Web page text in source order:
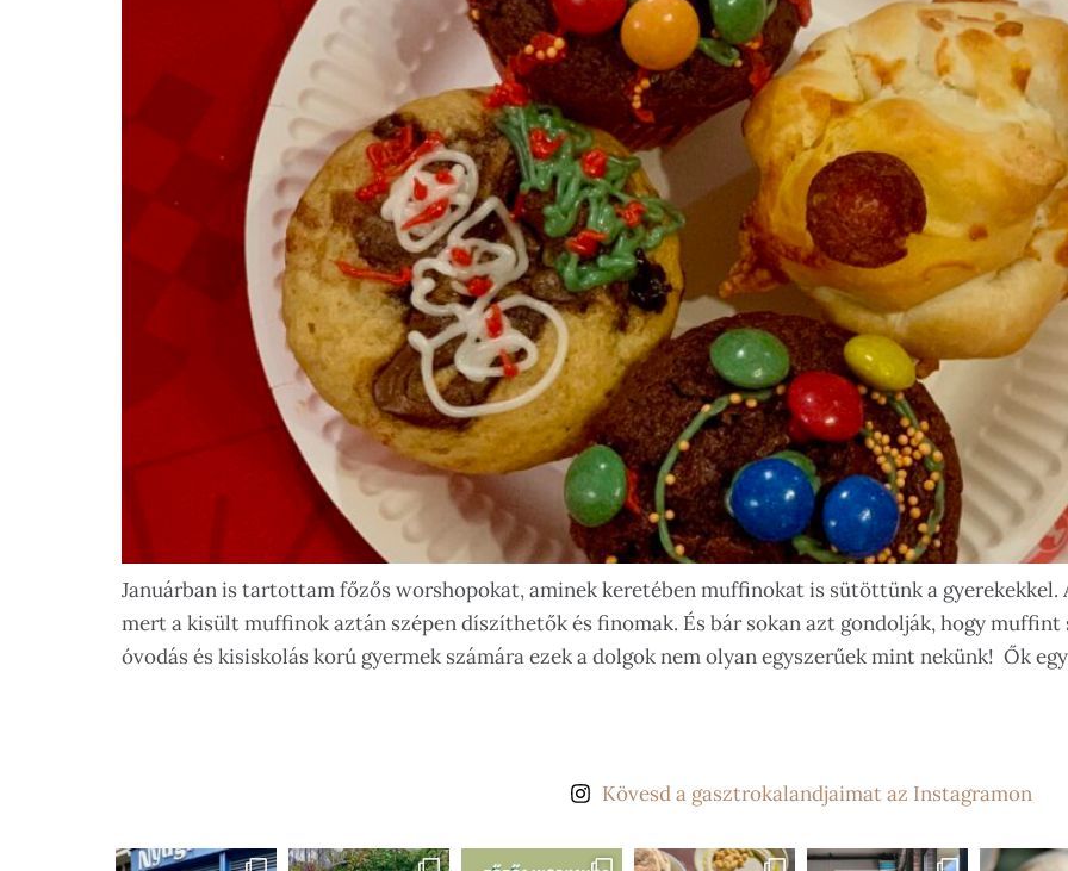
Januárban is tartottam főzős worshopokat, aminek keretében muffinokat is sütöttünk a gyerekekkel.
mert a kisült muffinok aztán szépen díszíthetők és finomak. És bár sokan azt gondolják, hogy muffint
óvodás és kisiskolás korú gyermek számára ezek a dolgok nem olyan egyszerűek mint nekünk! Ők
Kövesd a gasztrokalandjaimat az Instagramon